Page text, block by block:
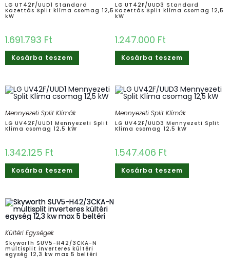
LG UT42F/UUD1 Standard
Kazettás Split klíma csomag 12,5
kW
1.691.793 Ft
Kosárba teszem
LG UT42F/UUD3 Standard
Kazettás Split klíma csomag 12,5
kW
1.247.000 Ft
Kosárba teszem
Mennyezeti Split Klímák
LG UV42F/UUD1 Mennyezeti Split
Klíma csomag 12,5 kW
1.342.125 Ft
Kosárba teszem
Mennyezeti Split Klímák
LG UV42F/UUD3 Mennyezeti Split
Klíma csomag 12,5 kW
1.547.406 Ft
Kosárba teszem
Kültéri Egységek
Skyworth SUV5-H42/3CKA-N
multisplit inverteres kültéri
egység 12,3 kw max 5 beltéri